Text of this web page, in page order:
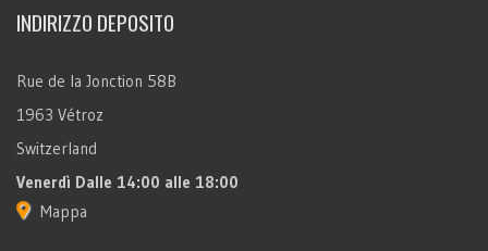
INDIRIZZO DEPOSITO
Rue de la Jonction 58B
1963 Vétroz
Switzerland
Venerdì Dalle 14:00 alle 18:00
Mappa